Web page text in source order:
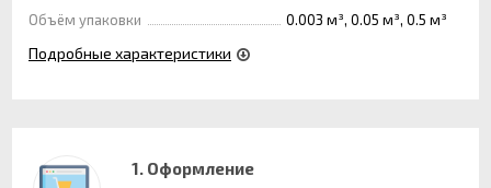
Объём упаковки
0.003 м³, 0.05 м³, 0.5 м³
Подробные характеристики
1. Оформление